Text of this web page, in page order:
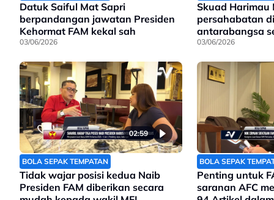
Datuk Saiful Mat Sapri
berpandangan jawatan Presiden
Kehormat FAM kekal sah
03/06/2026
Skuad Harimau
persahabatan
antarabangsa
yang merugikan
03/06/2026
02:59
BOLA SEPAK TEMPATAN
Tidak wajar posisi kedua Naib
Presiden FAM diberikan secara
BOLA SEPAK
Penting untuk
saranan AFC